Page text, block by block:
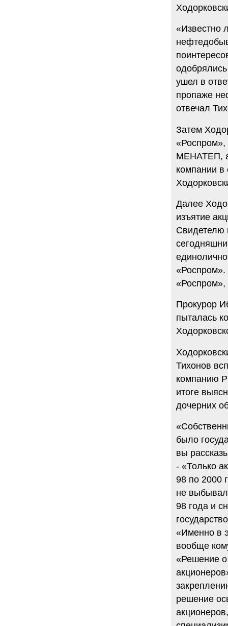
«Известно
ушел в
пропаже
отвечал
Затем
МЕНАТЕП, а
компании в
Далее
изъятие
Свидетелю
«Роспром».
«Роспром»,
Прокурор
пыталась
Тихонов
компанию
итоге
дочерних
было
вы
- «Только
98 по 2000
не
98 года и
«Именно в
вообще
«Решение
решение